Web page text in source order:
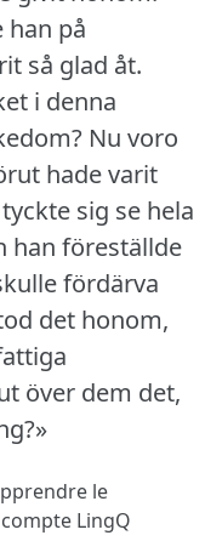
han på
så glad åt.
i denna
Nu voro
hade varit
sig se hela
han föreställde
fördärva
det honom,
över dem det,
le
LingQ